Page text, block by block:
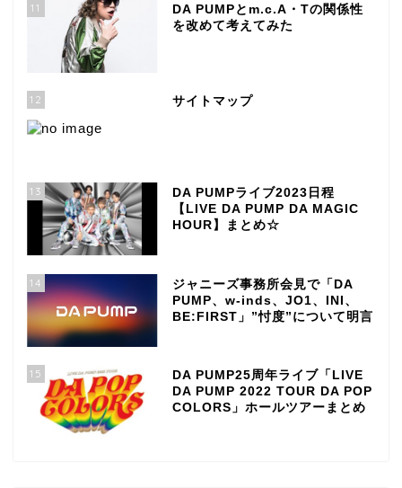
11
DA PUMPとm.c.A・Tの関係性
を改めて考えてみた
12 サイトマップ
13
DA PUMPライブ2023日程
【LIVE DA PUMP DA MAGIC
HOUR】まとめ☆
14
ジャニーズ事務所会見で「DA
PUMP、w-inds、JO1、INI、
BE:FIRST」”忖度”について明言
15
DA PUMP25周年ライブ「LIVE
DA PUMP 2022 TOUR DA POP
COLORS」ホールツアーまとめ